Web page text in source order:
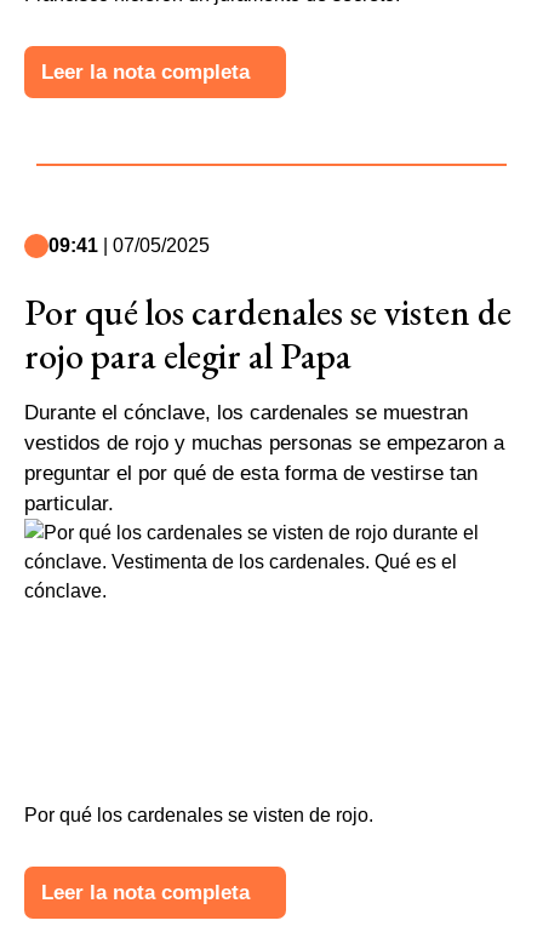
Leer la nota completa
09:41 | 07/05/2025
Por qué los cardenales se visten de
rojo para elegir al Papa
Durante el cónclave, los cardenales se muestran
vestidos de rojo y muchas personas se empezaron a
preguntar el por qué de esta forma de vestirse tan
particular.
Por qué los cardenales se visten de rojo.
Leer la nota completa